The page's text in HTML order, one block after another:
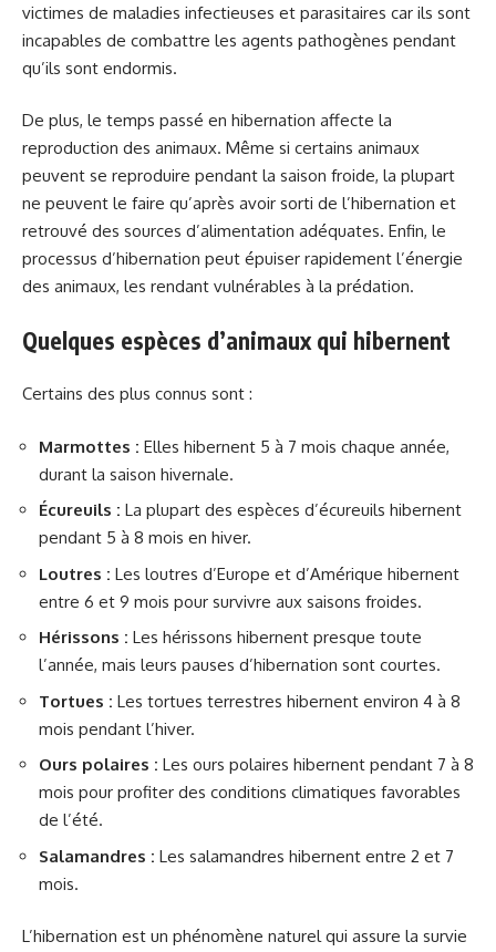
victimes de maladies infectieuses et parasitaires car ils sont
incapables de combattre les agents pathogènes pendant
qu’ils sont endormis.
De plus, le temps passé en hibernation affecte la
reproduction des animaux. Même si certains animaux
peuvent se reproduire pendant la saison froide, la plupart
ne peuvent le faire qu’après avoir sorti de l’hibernation et
retrouvé des sources d’alimentation adéquates. Enfin, le
processus d’hibernation peut épuiser rapidement l’énergie
des animaux, les rendant vulnérables à la prédation.
Quelques espèces d’animaux qui hibernent
Certains des plus connus sont :
Marmottes : Elles hibernent 5 à 7 mois chaque année,
durant la saison hivernale.
Écureuils : La plupart des espèces d’écureuils hibernent
pendant 5 à 8 mois en hiver.
Loutres : Les loutres d’Europe et d’Amérique hibernent
entre 6 et 9 mois pour survivre aux saisons froides.
Hérissons : Les hérissons hibernent presque toute
l’année, mais leurs pauses d’hibernation sont courtes.
Tortues : Les tortues terrestres hibernent environ 4 à 8
mois pendant l’hiver.
Ours polaires : Les ours polaires hibernent pendant 7 à 8
mois pour profiter des conditions climatiques favorables
de l’été.
Salamandres : Les salamandres hibernent entre 2 et 7
mois.
L’hibernation est un phénomène naturel qui assure la survie